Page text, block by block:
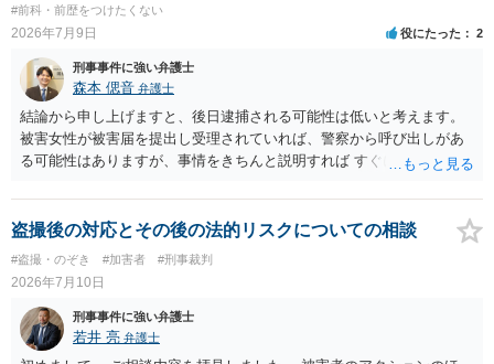
#前科・前歴をつけたくない
2026年7月9日 役にたった 2
刑事事件に強い弁護士
森本 偲音 弁護士
結論から申し上げますと、後日逮捕される可能性は低いと考えます。
被害女性が被害届を提出し受理されていれば、警察から呼び出しがあ
る可能性はありますが、事情をきちんと説明すれば すぐに逮捕される
の画像が盗撮した画像等であれば別途問題となる可能性はあります
が、被害者が特定できない以上、 立件することは難しく、厳重注意で
盗撮後の対応とその後の法的リスクについての相談
#盗撮・のぞき #加害者 #刑事裁判
2026年7月10日
刑事事件に強い弁護士
若井 亮 弁護士